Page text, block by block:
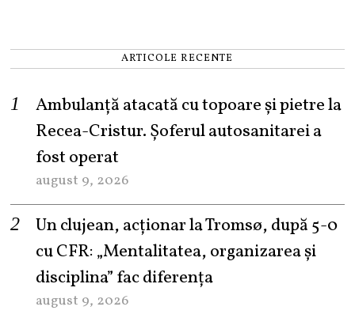
ARTICOLE RECENTE
Ambulanță atacată cu topoare și pietre la
Recea-Cristur. Șoferul autosanitarei a
fost operat
august 9, 2026
Un clujean, acționar la Tromsø, după 5-0
cu CFR: „Mentalitatea, organizarea și
disciplina” fac diferența
august 9, 2026